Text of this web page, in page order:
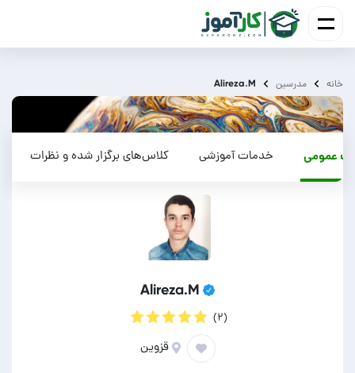
خانه مدرسین Alireza.M
کلاس‌های برگزار شده و نظرات خدمات آموزشی عمومی
Alireza.M
(۲)
قزوین